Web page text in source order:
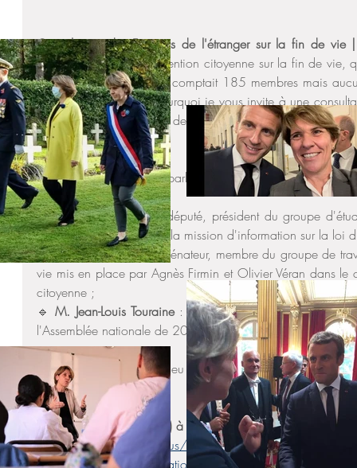
Consultation des Français de l'étranger sur la fin de vie |
ministre a lancé la Convention citoyenne sur la fin de vie,
2023. Cette convention comptait 185 membres mais
hors de France. C’est pourquoi je vous invite à une
de vie, pour que la voix des Français de l’Étranger soit
débat.
Pour cela, j'ai invité des parlementaires spécialistes du
🔹 M. Olivier Falorni : député, président du groupe
nationale et président de la mission d'information sur la loi
🔹 M. Xavier Iacovelli : sénateur, membre du groupe de
vie mis en place par Agnès Firmin et Olivier Véran dans le
citoyenne ;
🔹 M. Jean-Louis Touraine : ancien député et président du
l'Assemblée nationale de 2017 à 2022.
Cette consultation aura lieu en visioconférence, le
Paris).
🖥️ Inscription (obligatoire) à la visioconférence :
https://us02web.zoom.us/webinar/register/
ffODXWrG7kQ#/registration